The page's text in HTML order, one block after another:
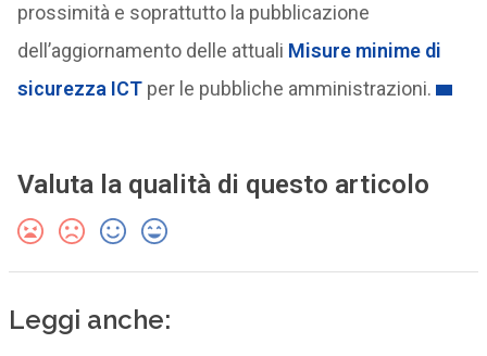
prossimità e soprattutto la pubblicazione
dell’aggiornamento delle attuali Misure minime di
sicurezza ICTper le pubbliche amministrazioni.
Valuta la qualità di questo articolo
Leggi anche: